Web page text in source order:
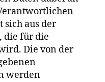
aus der
die für die
Die von der
werden